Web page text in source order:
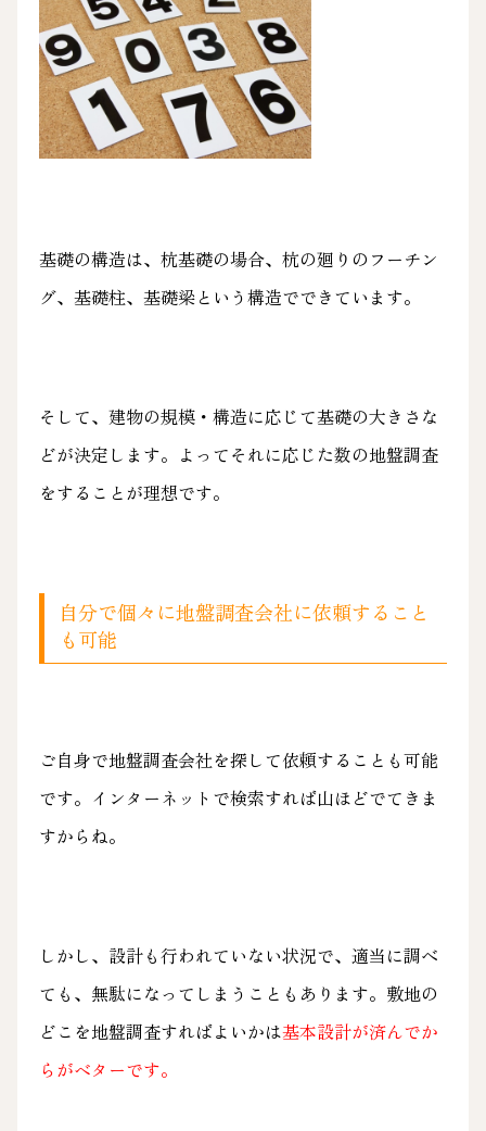
基礎の構造は、杭基礎の場合、杭の廻りのフーチン
グ、基礎柱、基礎梁という構造でできています。
そして、建物の規模・構造に応じて基礎の大きさな
どが決定します。よってそれに応じた数の地盤調査
をすることが理想です。
自分で個々に地盤調査会社に依頼すること
も可能
ご自身で地盤調査会社を探して依頼することも可能
です。インターネットで検索すれば山ほどでてきま
すからね。
しかし、設計も行われていない状況で、適当に調べ
ても、無駄になってしまうこともあります。敷地の
どこを地盤調査すればよいかは基本設計が済んでか
らがベターです。